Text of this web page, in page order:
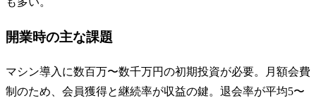
開業時の主な課題
マシン導入に数百万〜数千万円の初期投資が必要。月額会費
制のため、会員獲得と継続率が収益の鍵。退会率が平均5〜